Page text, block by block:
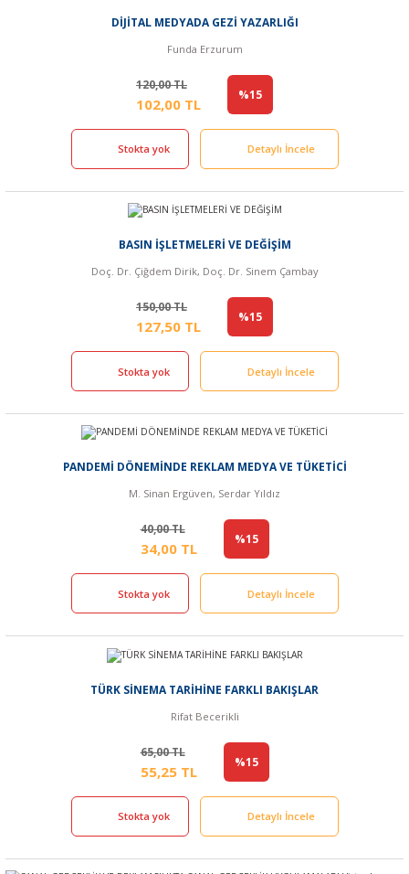
DİJİTAL MEDYADA GEZİ YAZARLIĞI
Funda Erzurum
120,00 TL
102,00 TL
%15
Stokta yok Detaylı İncele
BASIN İŞLETMELERİ VE DEĞİŞİM
Doç. Dr. Çiğdem Dirik, Doç. Dr. Sinem Çambay
150,00 TL
127,50 TL
%15
Stokta yok Detaylı İncele
PANDEMİ DÖNEMİNDE REKLAM MEDYA VE TÜKETİCİ
M. Sinan Ergüven, Serdar Yıldız
40,00 TL
34,00 TL
%15
Stokta yok Detaylı İncele
TÜRK SİNEMA TARİHİNE FARKLI BAKIŞLAR
Rifat Becerikli
65,00 TL
55,25 TL
%15
Stokta yok Detaylı İncele